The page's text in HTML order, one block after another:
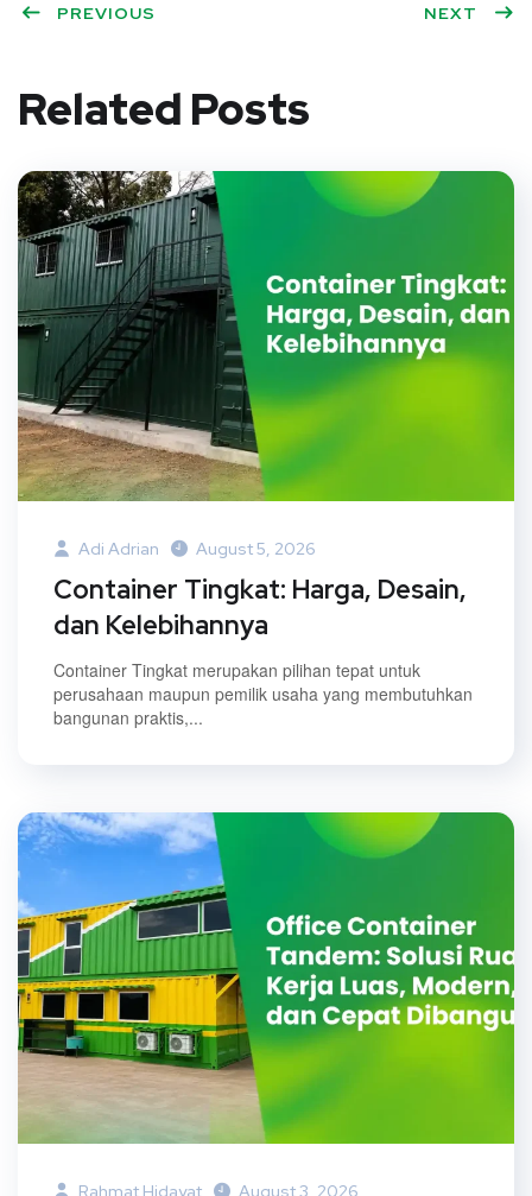
PREVIOUS NEXT
Related Posts
Adi Adrian August 5, 2026
Container Tingkat: Harga, Desain,
dan Kelebihannya
Container Tingkat merupakan pilihan tepat untuk
perusahaan maupun pemilik usaha yang membutuhkan
bangunan praktis,...
Rahmat Hidayat August 3, 2026